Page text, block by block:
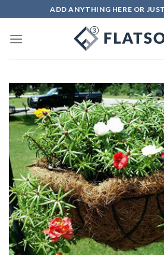
to
content
ADD ANYTHING HERE OR